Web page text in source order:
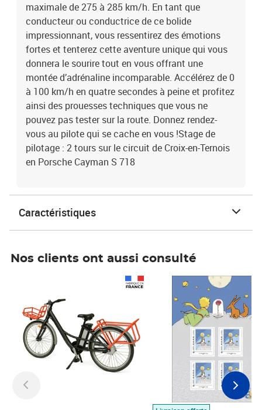
maximale de 275 à 285 km/h. En tant que
conducteur ou conductrice de ce bolide
impressionnant, vous ressentirez des émotions
fortes et tenterez cette aventure unique qui vous
donnera le sourire tout en vous offrant une
montée d’adrénaline incomparable. Accélérez de 0
à 100 km/h en quatre secondes à peine et profitez
ainsi des prouesses techniques que vous ne
pouvez pas tester sur la route. Donnez rendez-
vous au pilote qui se cache en vous !Stage de
pilotage : 2 tours sur le circuit de Croix-en-Ternois
en Porsche Cayman S 718
Caractéristiques
Nos clients ont aussi consulté
Prix 7,50€